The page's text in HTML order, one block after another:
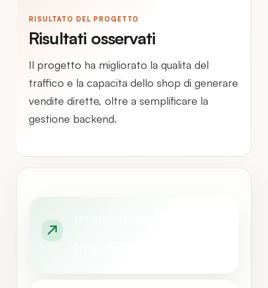
RISULTATO DEL PROGETTO
Risultati osservati
Il progetto ha migliorato la qualita del
traffico e la capacita dello shop di generare
vendite dirette, oltre a semplificare la
gestione backend.